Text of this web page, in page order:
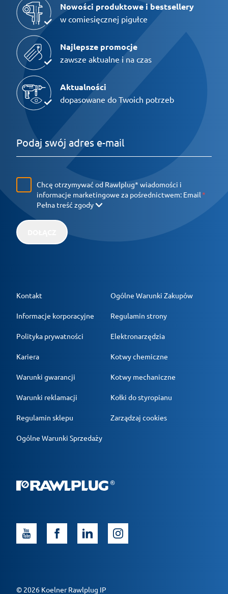
Nowości produktowe i bestsellery
w comiesięcznej pigułce
Najlepsze promocje
zawsze aktualne i na czas
Aktualności
dopasowane do Twoich potrzeb
Chcę otrzymywać od Rawlplug* wiadomości i
informacje marketingowe za pośrednictwem: Email
Pełna treść zgody
Kontakt
Informacje korporacyjne
Polityka prywatności
Kariera
Warunki gwarancji
Warunki reklamacji
Regulamin sklepu
Ogólne Warunki Sprzedaży
Ogólne Warunki Zakupów
Regulamin strony
Elektronarzędzia
Kotwy chemiczne
Kotwy mechaniczne
Kołki do styropianu
Zarządzaj cookies
© 2026 Koelner Rawlplug IP